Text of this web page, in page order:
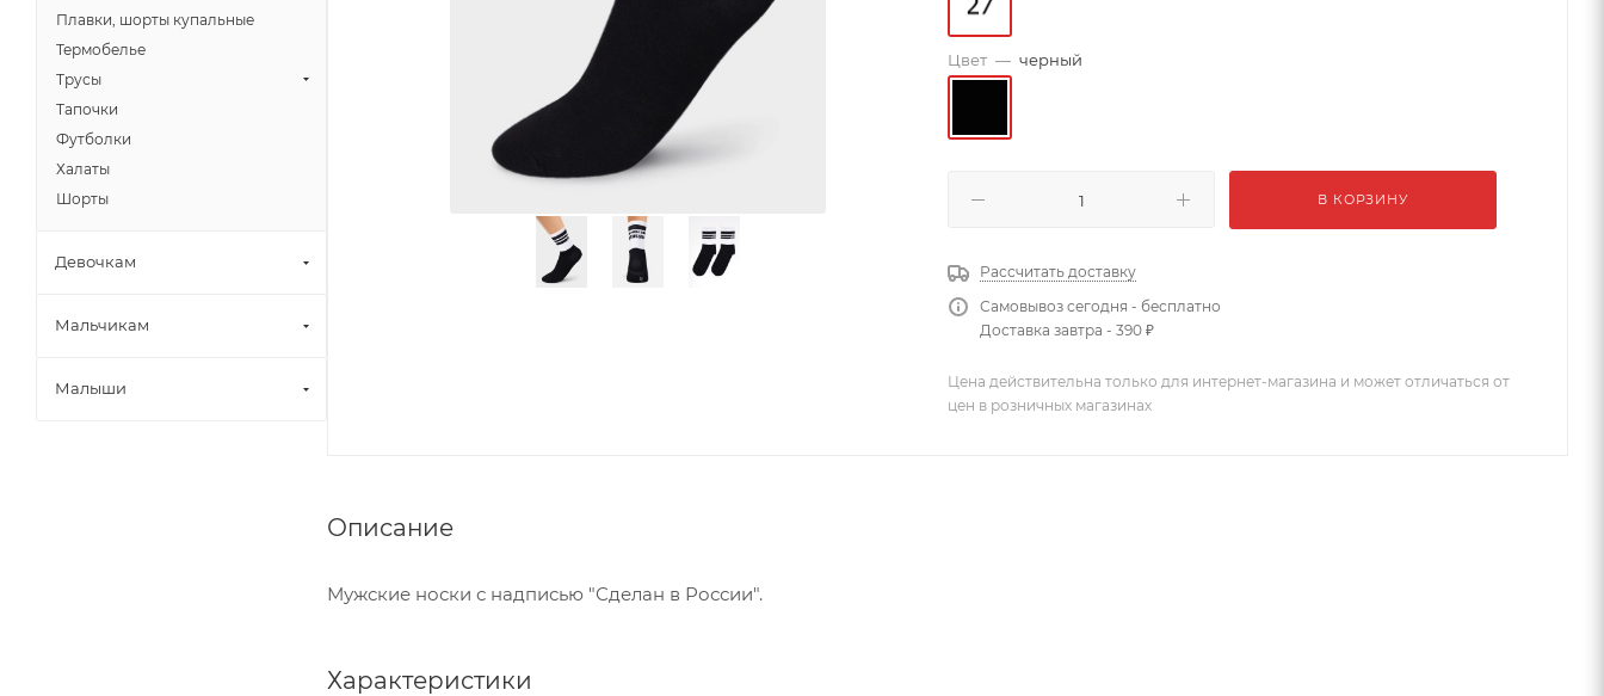
Цвет — черный
В КОРЗИНУ
Рассчитать доставку
Самовывоз сегодня - бесплатно
Доставка завтра - 390 ₽
Цена действительна только для интернет-магазина и может отличаться от
цен в розничных магазинах
Описание
Мужские носки с надписью "Сделан в России".
Характеристики
Плавки, шорты купальные
Термобелье
Трусы
Тапочки
Футболки
Халаты
Шорты
Девочкам
Мальчикам
Малыши